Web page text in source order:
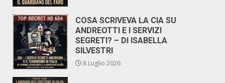
COSA SCRIVEVA LA CIA SU
ANDREOTTI E I SERVIZI
SEGRETI? – DI ISABELLA
SILVESTRI
8 Luglio 2026